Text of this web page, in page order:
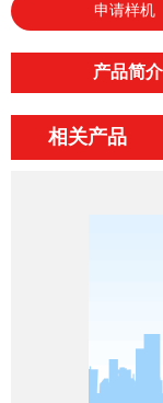
申请样机
产品简介
相关产品